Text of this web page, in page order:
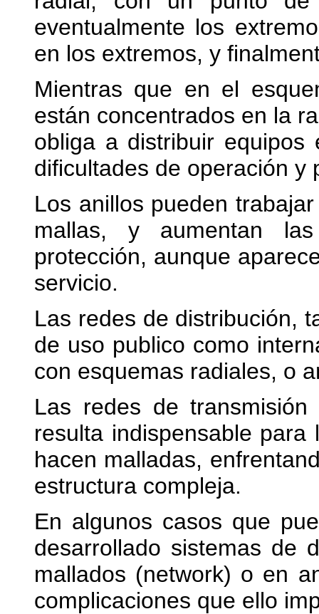
eventualmente los
en los extremos, y
Mientras que en el
están concentrados en la
obliga a distribuir
dificultades de operación y
Los anillos pueden
mallas, y aumentan
protección, aunque
servicio.
Las redes de distribución,
de uso publico como
con esquemas radiales, o
Las redes de
resulta indispensable
hacen malladas,
estructura compleja.
En algunos casos que
desarrollado sistemas de
mallados (network) o en
complicaciones que ello